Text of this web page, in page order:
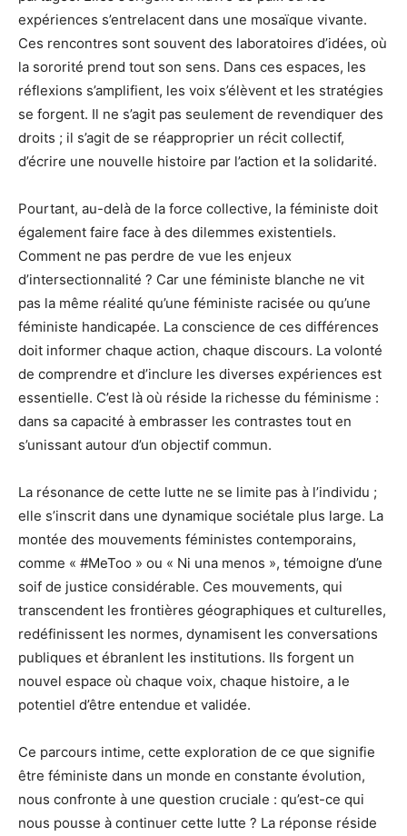
expériences s’entrelacent dans une mosaïque vivante.
Ces rencontres sont souvent des laboratoires d’idées, où
la sororité prend tout son sens. Dans ces espaces, les
réflexions s’amplifient, les voix s’élèvent et les stratégies
se forgent. Il ne s’agit pas seulement de revendiquer des
droits ; il s’agit de se réapproprier un récit collectif,
d’écrire une nouvelle histoire par l’action et la solidarité.
Pourtant, au-delà de la force collective, la féministe doit
également faire face à des dilemmes existentiels.
Comment ne pas perdre de vue les enjeux
d’intersectionnalité ? Car une féministe blanche ne vit
pas la même réalité qu’une féministe racisée ou qu’une
féministe handicapée. La conscience de ces différences
doit informer chaque action, chaque discours. La volonté
de comprendre et d’inclure les diverses expériences est
essentielle. C’est là où réside la richesse du féminisme :
dans sa capacité à embrasser les contrastes tout en
s’unissant autour d’un objectif commun.
La résonance de cette lutte ne se limite pas à l’individu ;
elle s’inscrit dans une dynamique sociétale plus large. La
montée des mouvements féministes contemporains,
comme « #MeToo » ou « Ni una menos », témoigne d’une
soif de justice considérable. Ces mouvements, qui
transcendent les frontières géographiques et culturelles,
redéfinissent les normes, dynamisent les conversations
publiques et ébranlent les institutions. Ils forgent un
nouvel espace où chaque voix, chaque histoire, a le
potentiel d’être entendue et validée.
Ce parcours intime, cette exploration de ce que signifie
être féministe dans un monde en constante évolution,
nous confronte à une question cruciale : qu’est-ce qui
nous pousse à continuer cette lutte ? La réponse réside